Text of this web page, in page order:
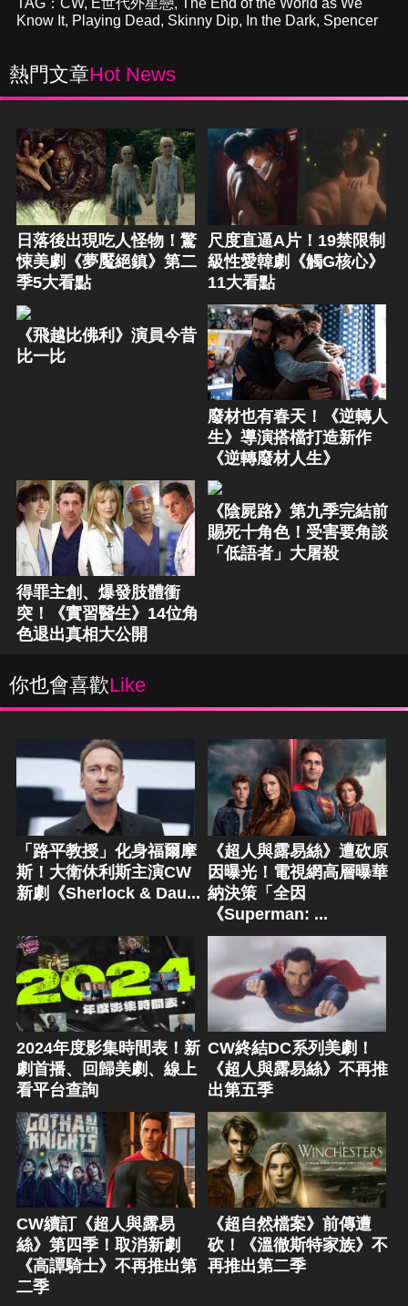
TAG： CW, E世代外星戀,
The End of the World as We
Know It, Playing Dead, Skinny Dip, In the Dark, Spencer
熱門文章Hot News
日落後出現吃人怪物！驚
悚美劇《夢魘絕鎮》第二
季5大看點
尺度直逼A片！19禁限制
級性愛韓劇《觸G核心》
11大看點
《飛越比佛利》演員今昔
比一比
廢材也有春天！《逆轉人
生》導演搭檔打造新作
《逆轉廢材人生》
得罪主創、爆發肢體衝
突！《實習醫生》14位角
色退出真相大公開
《陰屍路》第九季完結前
賜死十角色！受害要角談
「低語者」大屠殺
你也會喜歡Like
「路平教授」化身福爾摩
斯！大衛休利斯主演CW
新劇《Sherlock & Dau...
《超人與露易絲》遭砍原
因曝光！電視網高層曝華
納決策「全因
《Superman: ...
2024年度影集時間表！新
劇首播、回歸美劇、線上
看平台查詢
CW終結DC系列美劇！
《超人與露易絲》不再推
出第五季
CW續訂《超人與露易
絲》第四季！取消新劇
《高譚騎士》不再推出第
二季
《超自然檔案》前傳遭
砍！《溫徹斯特家族》不
再推出第二季